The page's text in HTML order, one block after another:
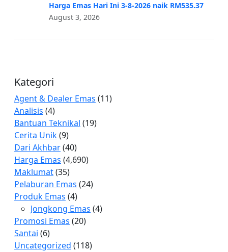
Harga Emas Hari Ini 3-8-2026 naik RM535.37
August 3, 2026
Kategori
Agent & Dealer Emas (11)
Analisis (4)
Bantuan Teknikal (19)
Cerita Unik(9)
Dari Akhbar(40)
Harga Emas (4,690)
Maklumat(35)
Pelaburan Emas (24)
Produk Emas (4)
Jongkong Emas (4)
Promosi Emas (20)
Santai (6)
Uncategorized (118)